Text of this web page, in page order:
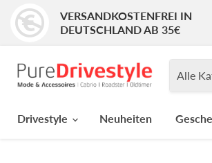
VERSANDKOSTENFREI IN
DEUTSCHLAND AB 35€
Alle
Drivestyle
Neuheiten